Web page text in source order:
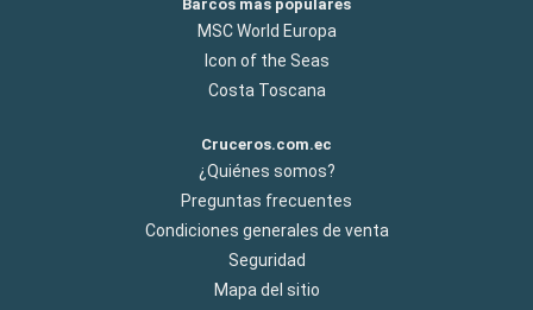
Barcos más populares
MSC World Europa
Icon of the Seas
Costa Toscana
Cruceros.com.ec
¿Quiénes somos?
Preguntas frecuentes
Condiciones generales de venta
Seguridad
Mapa del sitio